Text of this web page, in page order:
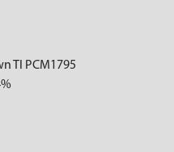
TI PCM1795